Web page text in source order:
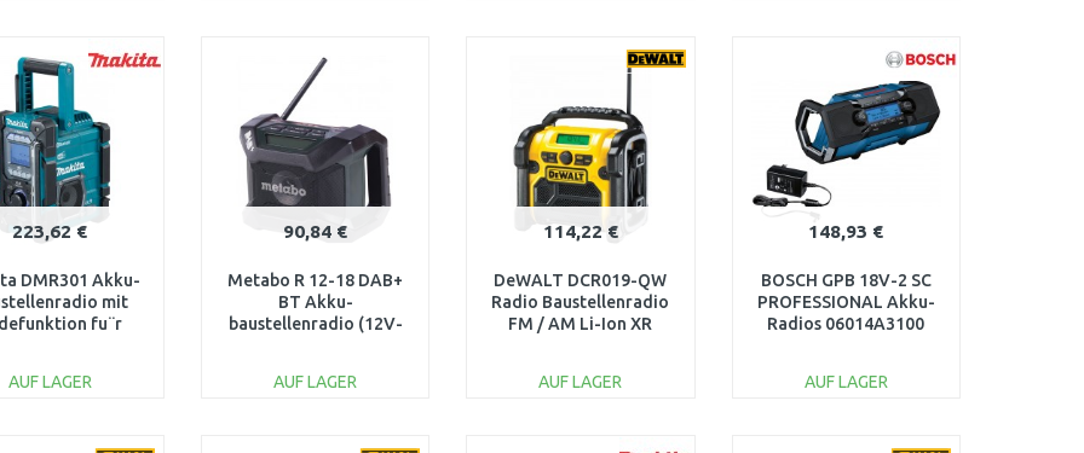
Vergleichen Vergleichen Vergleichen Vergleichen
223,62 €
DMR301 Akku-
mit
fu¨r
AUF LAGER
90,84 €
Metabo R 12-18 DAB+
BT Akku-
baustellenradio (12V-
AUF LAGER
114,22 €
DeWALT DCR019-QW
Radio Baustellenradio
FM / AM Li-Ion XR
AUF LAGER
148,93 €
BOSCH GPB 18V-2 SC
PROFESSIONAL Akku-
Radios 06014A3100
AUF LAGER